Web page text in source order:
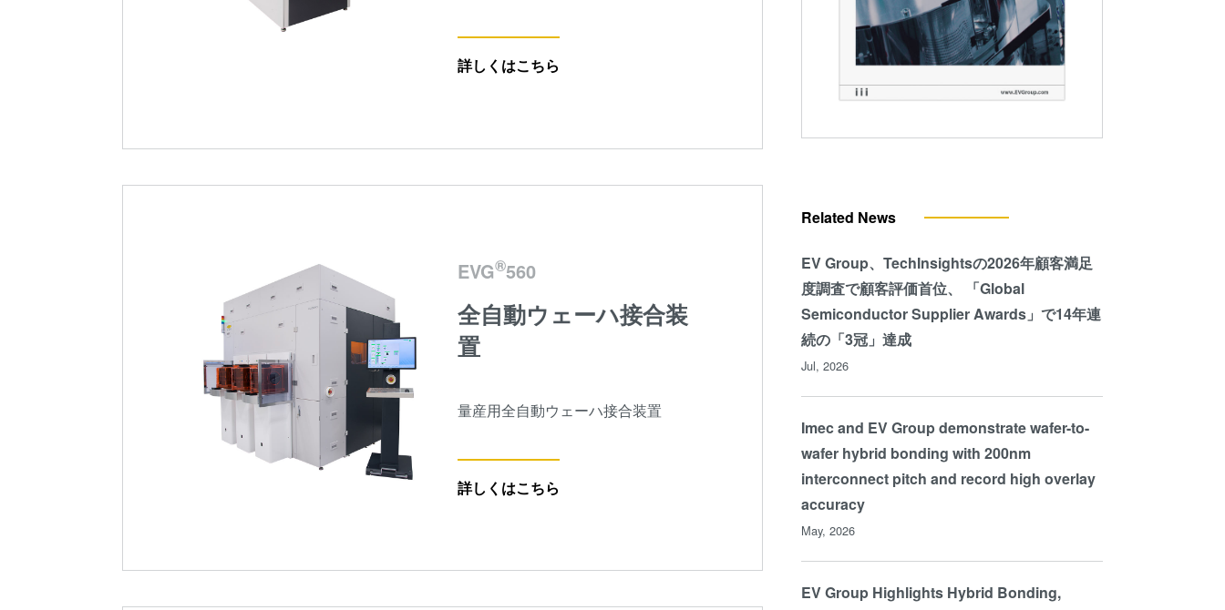
詳しくはこちら
EVG®560
全自動ウェーハ接合装
置
量産用全自動ウェーハ接合装置
詳しくはこちら
Related News
EV Group、TechInsightsの2026年顧客満足
度調査で顧客評価首位、 「Global
Semiconductor Supplier Awards」で14年連
続の「3冠」達成
Jul, 2026
Imec and EV Group demonstrate wafer-to-
wafer hybrid bonding with 200nm
interconnect pitch and record high overlay
accuracy
May, 2026
EV Group Highlights Hybrid Bonding,